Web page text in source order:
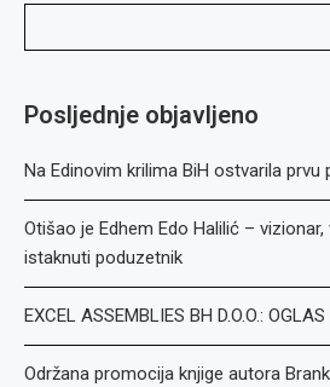
Posljednje objavljeno
Na Edinovim krilima BiH ostvarila prvu
Otišao je Edhem Edo Halilić –
istaknuti poduzetnik
EXCEL ASSEMBLIES BH D.O.O.:
Održana promocija knjige autora